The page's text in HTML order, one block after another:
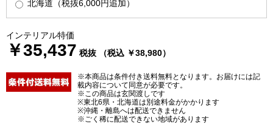
北海道（税抜6,000円追加）
インテリアル特価
￥35,437 税抜 （税込 ￥38,980）
※本商品は条件付き送料無料となります。お届けには記
載内容について同意が必要です。
※この商品は玄関渡しです
※東北6県・北海道は別途料金がかかります
※沖縄・離島へは配送できません
※ごく稀に配送できない地域があります